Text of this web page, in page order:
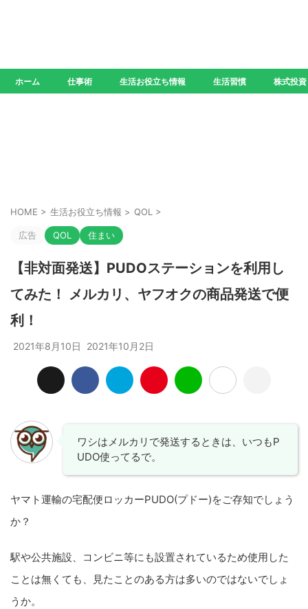
ホーム 仕事術 生活お役立ち情報 生活習慣 株式投資
HOME > 生活お役立ち情報 > QOL >
広告 QOL 住まい
【非対面発送】PUDOステーションを利用し
てみた！ メルカリ、ヤフオクの商品発送で便
利！
2021年8月10日 2021年10月2日
ワシはメルカリで発送するときは、いつもP
UDO使ってるで。
ヤマト運輸の宅配便ロッカーPUDO(プドー)をご存知でしょう
か？
駅や公共施設、コンビニ等にも設置されているため使用した
ことは無くても、見たことのある方は多いのではないでしょ
うか。